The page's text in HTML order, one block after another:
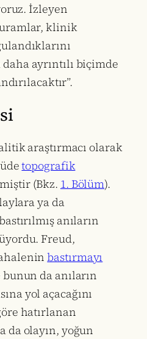
İzleyen
klinik
ayrıntılı biçimde
araştırmacı olarak
topografik
(Bkz. 1. Bölüm).
ya da
anıların
Freud,
bastırmayı
da anıların
yol açacağını
hatırlanan
da olayın, yoğun